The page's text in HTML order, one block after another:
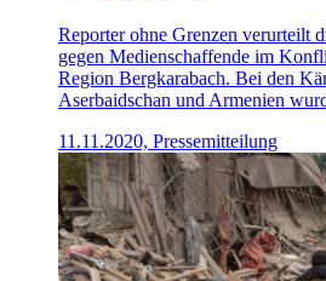
Reporter ohne Grenzen verurteilt
gegen Medienschaffende im
Region Bergkarabach. Bei den
Aserbaidschan und Armenien
11.11.2020, Pressemitteilung